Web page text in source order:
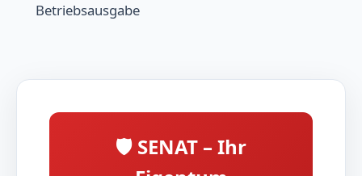
Betriebsausgabe
🛡️ SENAT – Ihr